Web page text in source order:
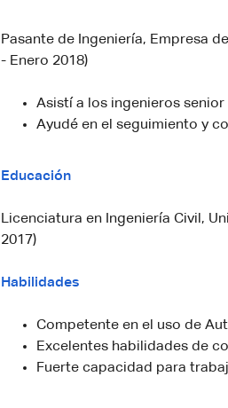
Pasante de Ingeniería, Empresa
- Enero 2018)
Asistí a los ingenieros
Ayudé en el seguimiento y
Educación
Licenciatura en Ingeniería Civil,
2017)
Habilidades
Competente en el uso de
Excelentes habilidades de
Fuerte capacidad para